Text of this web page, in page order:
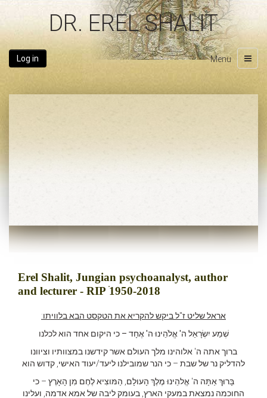
DR. EREL SHALIT
Log in
Erel Shalit, Jungian psychoanalyst, author
and lecturer - RIP ׂ1950-2018
אראל שליט ז"ל ביקש להקריא את הטקסט הבא בלוויתו:
שְׁמַע יִשְׂרָאֵל ה' אֱלֹהֵינוּ ה' אֶחָד – כי היקום אחד הוא לכלנו
ברוך אתה ה' אלוהינו מלך העולם אשר קידשנו במצוותיו וציוונו
להדליק נר של שבת – כי הנר שמובילנו ליעד/יעוד האישי, קדוש הוא
בָּרוּךְ אַתָּה ה' אֱלהֵינוּ מֶלֶךְ הָעולָם, הַמּוצִיא לֶחֶם מִן הָאָרֶץ – כי
החוכמה נמצאת במעקי הארץ, בעומק ליבה של אמא אדמה, ועלינו